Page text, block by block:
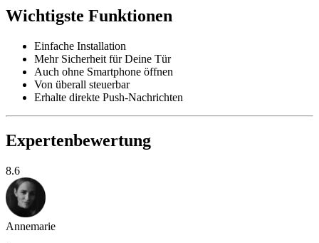
Wichtigste Funktionen
Einfache Installation
Mehr Sicherheit für Deine Tür
Auch ohne Smartphone öffnen
Von überall steuerbar
Erhalte direkte Push-Nachrichten
Expertenbewertung
8.6
Annemarie